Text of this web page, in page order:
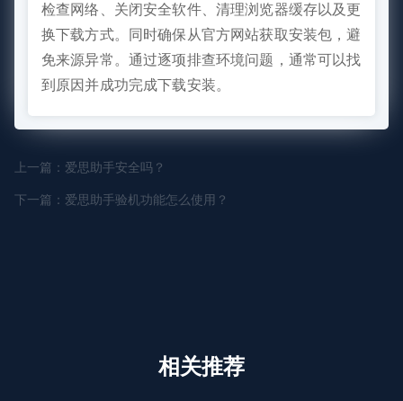
检查网络、关闭安全软件、清理浏览器缓存以及更
换下载方式。同时确保从官方网站获取安装包，避
免来源异常。通过逐项排查环境问题，通常可以找
到原因并成功完成下载安装。
上一篇：爱思助手安全吗？
下一篇：爱思助手验机功能怎么使用？
相关推荐